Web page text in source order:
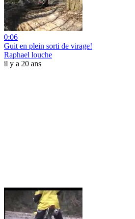
0:06
Guit en plein sorti de virage!
Raphael louche
il y a 20 ans